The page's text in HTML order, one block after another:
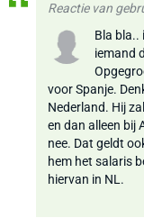
Reactie van
Bla bla..
iemand
voor Spanje.
Nederland. Hij
en dan alleen bij
nee. Dat geldt
hem het salaris
hiervan in NL.